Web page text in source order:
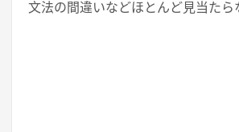
文法の間違いなどほとんど見当たら